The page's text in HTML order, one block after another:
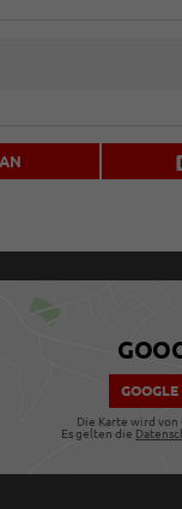
Die Karte wird
Es gelten die